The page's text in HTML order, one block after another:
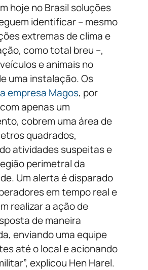
hoje no Brasil soluções
identificar – mesmo
extremas de clima e
como total breu –,
e animais no
uma instalação. Os
empresa Magos, por
apenas um
cobrem uma área de
quadrados,
atividades suspeitas e
perimetral da
Um alerta é disparado
em tempo real e
realizar a ação de
de maneira
enviando uma equipe
até o local e acionando
explicou Hen Harel.